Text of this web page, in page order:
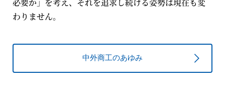
必要か」を考え、それを追求し続ける姿勢は現在も変
わりません。
中外商工のあゆみ